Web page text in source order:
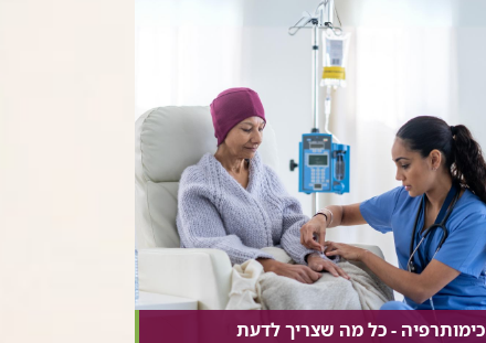
כימותרפיה - כל מה שצריך לדעת